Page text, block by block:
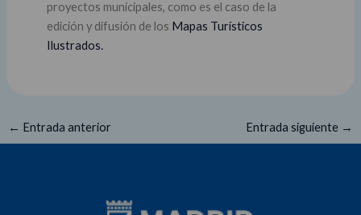
proyectos municipales, como es el caso de la
edición y difusión de los Mapas Turísticos
Ilustrados.
← Entrada anterior Entrada siguiente →